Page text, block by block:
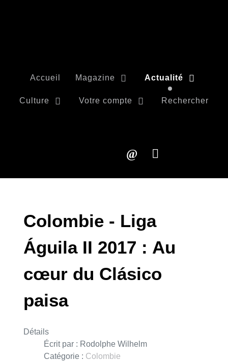
Accueil Magazine Actualité
Culture Votre compte Rechercher
Colombie - Liga
Águila II 2017 : Au
cœur du Clásico
paisa
Détails
Écrit par : Rodolphe Wilhelm
Catégorie : Colombie